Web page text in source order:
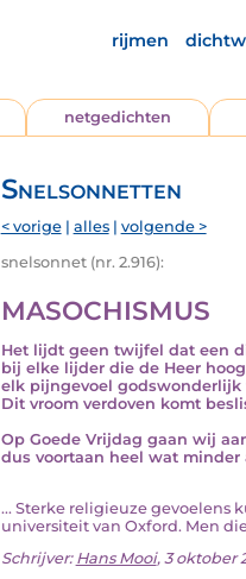
rijmen
netgedichten
Snelsonnetten
< vorige| alles| volgende >
snelsonnet (nr. 2.916):
MASOCHISMUS
Het lijdt geen twijfel dat een
bij elke lijder die de Heer
elk pijngevoel godswonderlijk
Dit vroom verdoven komt
Op Goede Vrijdag gaan wij
dus voortaan heel wat
... Sterke religieuze
universiteit van Oxford. Men
Schrijver: Hans Mooi, 3 oktober